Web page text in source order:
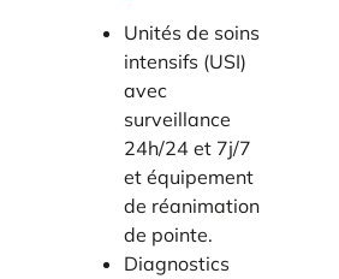
Unités de soins
intensifs (USI)
avec
surveillance
24h/24 et 7j/7
et équipement
de réanimation
de pointe.
Diagnostics